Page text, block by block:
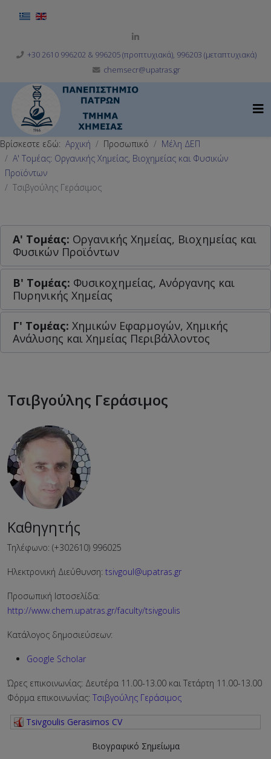
Επιλέξτε τη γλώσσα σας
+30 2610 996202 & 996205 (προπτυχιακά), 996203 (μεταπτυχιακά)
chemsecr@upatras.gr
Βρίσκεστε εδώ: Αρχική Προσωπικό
Μέλη ΔΕΠ
Α' Τομέας: Οργανικής Χημείας, Βιοχημείας και Φυσικών
Προϊόντων
Τσιβγούλης Γεράσιμος
Α' Tομέας: Οργανικής Χημείας, Βιοχημείας και
Φυσικών Προϊόντων
Β' Τομέας: Φυσικοχημείας, Ανόργανης και
Πυρηνικής Χημείας
Γ' Τομέας: Χημικών Εφαρμογών, Χημικής
Ανάλυσης και Χημείας Περιβάλλοντος
Τσιβγούλης Γεράσιμος
Καθηγητής
Τηλέφωνο: (+302610) 996025
Ηλεκτρονική Διεύθυνση: tsivgoul@upatras.gr
Προσωπική Ιστοσελίδα:
http://www.chem.upatras.gr/faculty/tsivgoulis
Κατάλογος δημοσιεύσεων:
Google Scholar
Ώρες επικοινωνίας: Δευτέρα 11.00-13.00 και Τετάρτη 11.00-13.00
Φόρμα επικοινωνίας: Τσιβγούλης Γεράσιμος
Tsivgoulis Gerasimos CV
Βιογραφικό Σημείωμα